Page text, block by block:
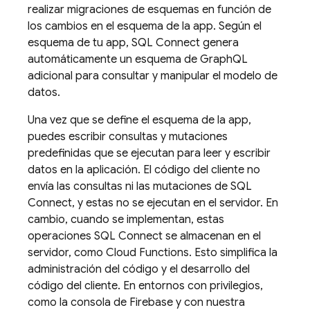
realizar migraciones de esquemas en función de
los cambios en el esquema de la app. Según el
esquema de tu app, SQL Connect genera
automáticamente un esquema de GraphQL
adicional para consultar y manipular el modelo de
datos.
Una vez que se define el esquema de la app,
puedes escribir consultas y mutaciones
predefinidas que se ejecutan para leer y escribir
datos en la aplicación. El código del cliente no
envía las consultas ni las mutaciones de SQL
Connect, y estas no se ejecutan en el servidor. En
cambio, cuando se implementan, estas
operaciones SQL Connect se almacenan en el
servidor, como Cloud Functions. Esto simplifica la
administración del código y el desarrollo del
código del cliente. En entornos con privilegios,
como la consola de Firebase y con nuestra